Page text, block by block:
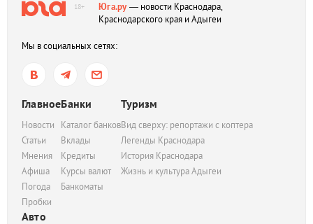
18+ Юга.ру— новости Краснодара,
Краснодарского края и Адыгеи
Мы в социальных сетях:
Главное
Новости
Статьи
Мнения
Афиша
Погода
Пробки
Банки
Каталог банков
Вклады
Кредиты
Курсы валют
Банкоматы
Туризм
Вид сверху: репортажи с коптера
Легенды Краснодара
История Краснодара
Жизнь и культура Адыгеи
Авто